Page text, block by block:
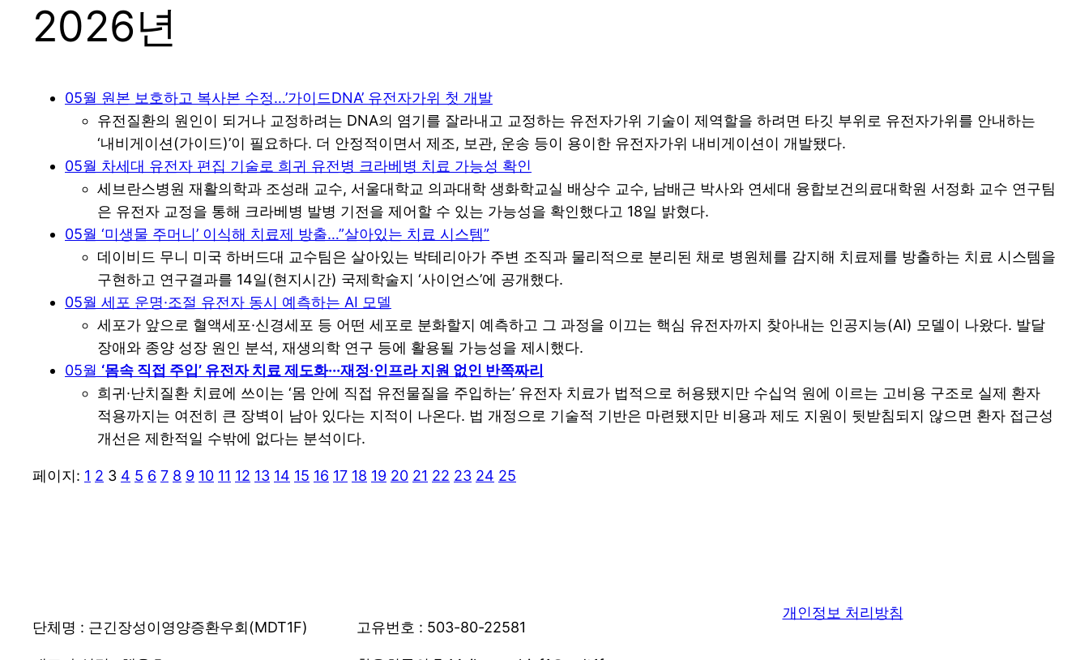
2026년
05월 원본 보호하고 복사본 수정…’가이드DNA’ 유전자가위 첫 개발
유전질환의 원인이 되거나 교정하려는 DNA의 염기를 잘라내고 교정하는 유전자가위 기술이 제역할을 하려면 타깃 부위로 유전자가위를 안내하는
‘내비게이션(가이드)’이 필요하다. 더 안정적이면서 제조, 보관, 운송 등이 용이한 유전자가위 내비게이션이 개발됐다.
05월 차세대 유전자 편집 기술로 희귀 유전병 크라베병 치료 가능성 확인
세브란스병원 재활의학과 조성래 교수, 서울대학교 의과대학 생화학교실 배상수 교수, 남배근 박사와 연세대 융합보건의료대학원 서정화 교수 연구팀
은 유전자 교정을 통해 크라베병 발병 기전을 제어할 수 있는 가능성을 확인했다고 18일 밝혔다.
05월 ‘미생물 주머니’ 이식해 치료제 방출…”살아있는 치료 시스템”
데이비드 무니 미국 하버드대 교수팀은 살아있는 박테리아가 주변 조직과 물리적으로 분리된 채로 병원체를 감지해 치료제를 방출하는 치료 시스템을
구현하고 연구결과를 14일(현지시간) 국제학술지 ‘사이언스’에 공개했다.
05월 세포 운명·조절 유전자 동시 예측하는 AI 모델
세포가 앞으로 혈액세포·신경세포 등 어떤 세포로 분화할지 예측하고 그 과정을 이끄는 핵심 유전자까지 찾아내는 인공지능(AI) 모델이 나왔다. 발달
장애와 종양 성장 원인 분석, 재생의학 연구 등에 활용될 가능성을 제시했다.
05월 ‘몸속 직접 주입’ 유전자 치료 제도화···재정·인프라 지원 없인 반쪽짜리
희귀·난치질환 치료에 쓰이는 ‘몸 안에 직접 유전물질을 주입하는’ 유전자 치료가 법적으로 허용됐지만 수십억 원에 이르는 고비용 구조로 실제 환자
적용까지는 여전히 큰 장벽이 남아 있다는 지적이 나온다. 법 개정으로 기술적 기반은 마련됐지만 비용과 제도 지원이 뒷받침되지 않으면 환자 접근성
개선은 제한적일 수밖에 없다는 분석이다.
페이지: 1 2 3 4 5 6 7 8 9 10 11 12 13 14 15 16 17 18 19 20 21 22 23 24 25
단체명 : 근긴장성이영양증환우회(MDT1F) 고유번호 : 503-80-22581
개인정보 처리방침